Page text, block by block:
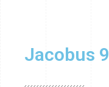
Jacobus 9